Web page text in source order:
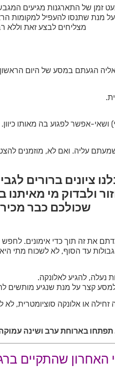
של התארגנות מגיעים
מנת שתנסו להעפיל למקומות
מצליחים לבצע זאת וללא
אליה הגעתם במסע של היום
ושאי-אפשר לפגוע בה מאותו
עליה. ואם לא, מוזמנים
ציונים ברורים
ולבדוק מי
שכולכם כבר
את זה תוך כדי אימונים.
עד הסוף, לא לשכוח מתי
נעלה, להגיע לאלונקה.
למסע קצר על מנת שנגיע מותשים
או אלונקה סוציומטרית,
בארוחת ערב ושינה
האחרון שהתקיים